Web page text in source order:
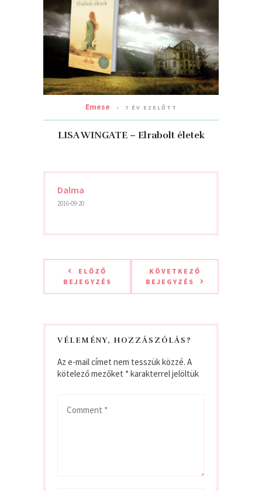
Emese 7 ÉV EZELŐTT
LISA WINGATE – Elrabolt életek
Dalma
2016-09-20
ELŐZŐ
BEJEGYZÉS
KÖVETKEZŐ
BEJEGYZÉS
VÉLEMÉNY, HOZZÁSZÓLÁS?
Az e-mail címet nem tesszük közzé. A
kötelező mezőket *karakterrel jelöltük